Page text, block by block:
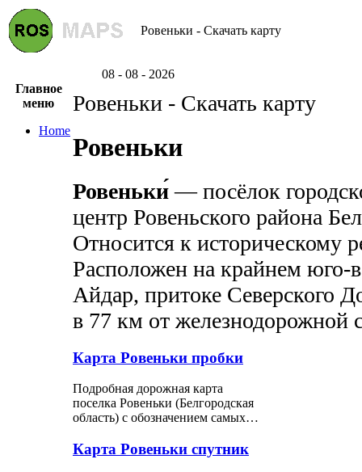
Ровеньки - Скачать карту
08 - 08 - 2026
Главное
меню
Home
Ровеньки - Скачать карту
Ровеньки
Ровеньки́— посёлок
центр Ровеньского района
Относится к историческому
Расположен на крайнем юго-
Айдар, притоке Северского
в 77 км от железнодорожной
Карта Ровеньки пробки
Подробная дорожная карта
поселка Ровеньки (Белгородская
область) с обозначением самых…
Карта Ровеньки спутник